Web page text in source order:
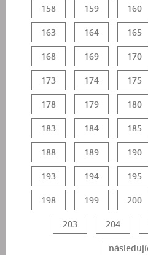
158 159 160
163 164 165
168 169 170
173 174 175
178 179 180
183 184 185
188 189 190
193 194 195
198 199 200
203 204